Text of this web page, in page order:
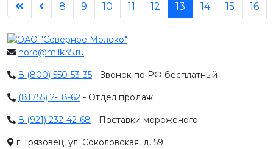
8 9 10 11 12 13 14 15 16
nord@milk35.ru
8 (800) 550-53-35 - Звонок по РФ бесплатный
(81755) 2-18-62 - Отдел продаж
8 (921) 232-42-68 - Поставки мороженого
г. Грязовец, ул. Соколовская, д. 59